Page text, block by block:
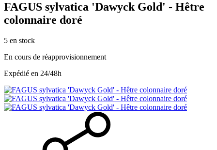
FAGUS sylvatica 'Dawyck Gold' - Hêtre
colonnaire doré
5 en stock
En cours de réapprovisionnement
Expédié en 24/48h